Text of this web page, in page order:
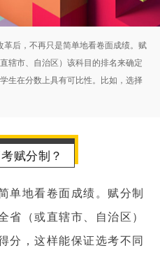
革后，不再只是简单地看卷面成绩。赋
辖市、自治区）该科目的排名来确定
生在分数上具有可比性。比如，选择
赋分制？
单地看卷面成绩。赋分制
省（或直辖市、自治区）
分，这样能保证选考不同